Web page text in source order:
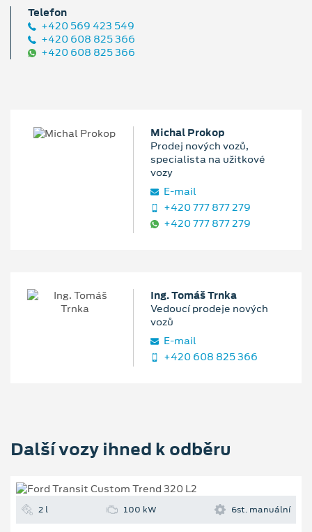
Telefon
+420 569 423 549
+420 608 825 366
+420 608 825 366
Michal Prokop
Prodej nových vozů,
specialista na užitkové
vozy
E‑mail
+420 777 877 279
+420 777 877 279
Ing. Tomáš Trnka
Vedoucí prodeje nových
vozů
E‑mail
+420 608 825 366
Další vozy ihned k odběru
2 l 100 kW 6st. manuální